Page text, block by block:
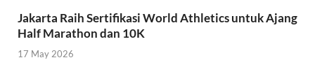
Jakarta Raih Sertifikasi World Athletics untuk Ajang
Half Marathon dan 10K
17 May 2026